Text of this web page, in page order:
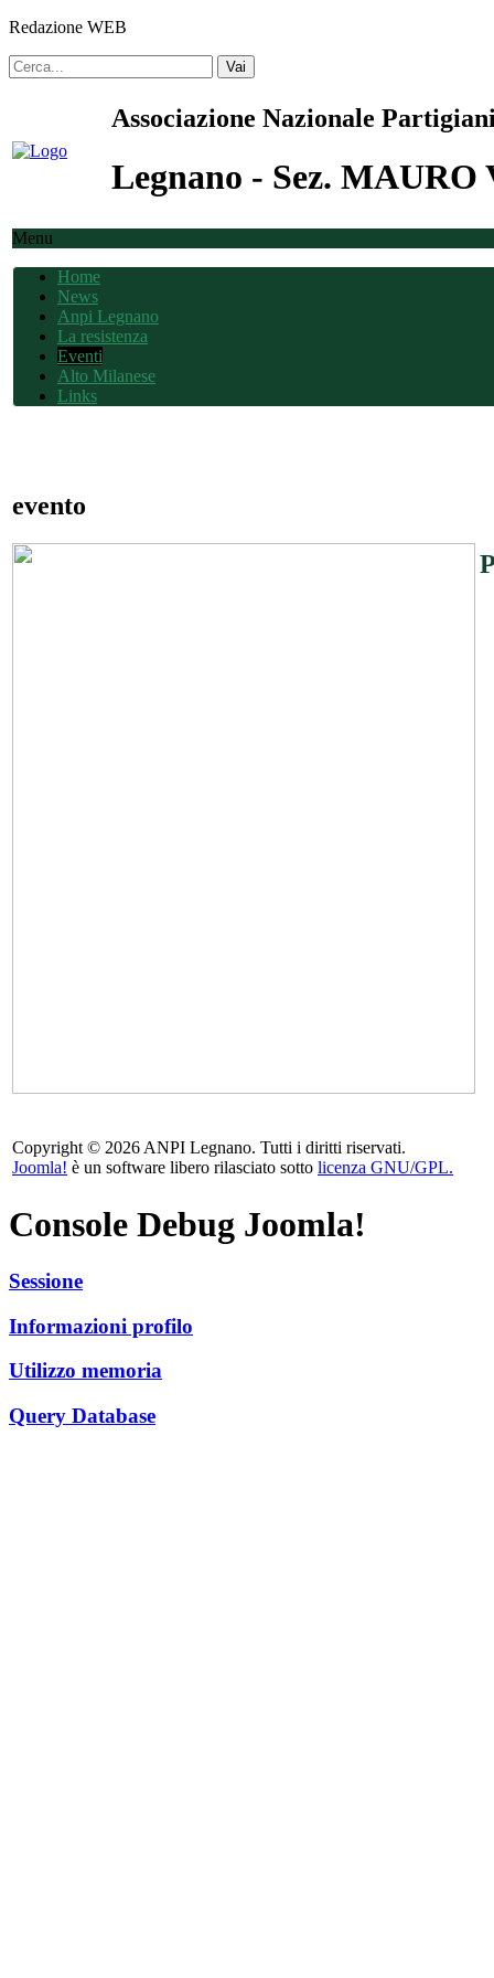
Redazione WEB
Vai
Associazione Nazionale
Legnano - Sez.
Menu
Home
News
Anpi Legnano
La resistenza
Eventi
Alto Milanese
Links
evento
Copyright © 2026 ANPI Legnano. Tutti i diritti riservati.
Joomla! è un software libero rilasciato sotto licenza GNU/GPL.
Console Debug Joomla!
Sessione
Informazioni profilo
Utilizzo memoria
Query Database